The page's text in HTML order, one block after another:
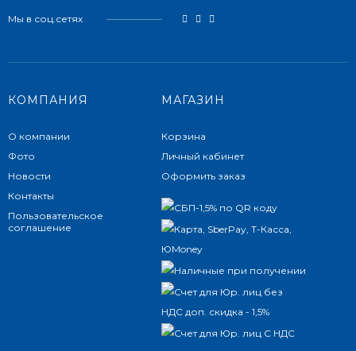
Мы в соц.сетях
КОМПАНИЯ
О компании
Фото
Новости
Контакты
Пользовательское
соглашение
МАГАЗИН
Корзина
Личный кабинет
Оформить заказ